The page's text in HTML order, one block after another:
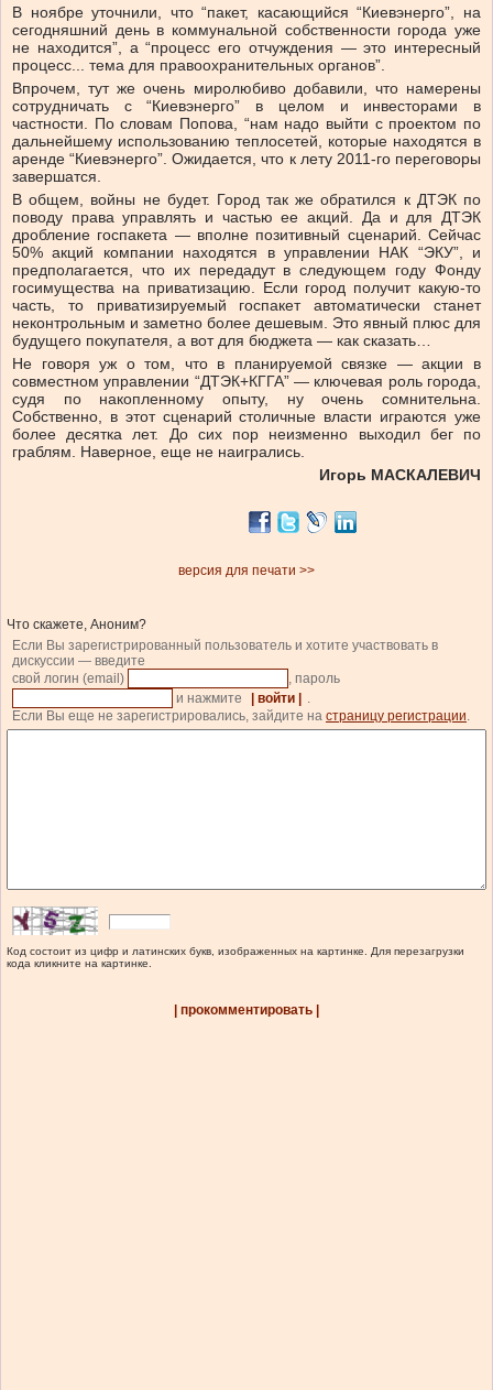
В ноябре уточнили, что “пакет, касающийся “Киевэнерго”, на
сегодняшний день в коммунальной собственности города уже
не находится”, а “процесс его отчуждения — это интересный
процесс... тема для правоохранительных органов”.
Впрочем, тут же очень миролюбиво добавили, что намерены
сотрудничать с “Киевэнерго” в целом и инвесторами в
частности. По словам Попова, “нам надо выйти с проектом по
дальнейшему использованию теплосетей, которые находятся в
аренде “Киевэнерго”. Ожидается, что к лету 2011-го переговоры
завершатся.
В общем, войны не будет. Город так же обратился к ДТЭК по
поводу права управлять и частью ее акций. Да и для ДТЭК
дробление госпакета — вполне позитивный сценарий. Сейчас
50% акций компании находятся в управлении НАК “ЭКУ”, и
предполагается, что их передадут в следующем году Фонду
госимущества на приватизацию. Если город получит какую-то
часть, то приватизируемый госпакет автоматически станет
неконтрольным и заметно более дешевым. Это явный плюс для
будущего покупателя, а вот для бюджета — как сказать…
Не говоря уж о том, что в планируемой связке — акции в
совместном управлении “ДТЭК+КГГА” — ключевая роль города,
судя по накопленному опыту, ну очень сомнительна.
Собственно, в этот сценарий столичные власти играются уже
более десятка лет. До сих пор неизменно выходил бег по
граблям. Наверное, еще не наигрались.
Игорь МАСКАЛЕВИЧ
версия для печати >>
Что скажете, Аноним?
Если Вы зарегистрированный пользователь и хотите участвовать в
дискуссии — введите
свой логин (email)
, пароль
и нажмите
| войти |
.
Если Вы еще не зарегистрировались, зайдите на страницу регистрации.
Код состоит из цифр и латинских букв, изображенных на картинке. Для перезагрузки
кода кликните на картинке.
| прокомментировать |